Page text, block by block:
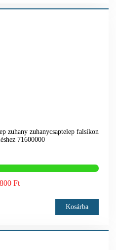
zuhany zuhanycsaptelep falsíkon
71600000
Ft
Kosárba